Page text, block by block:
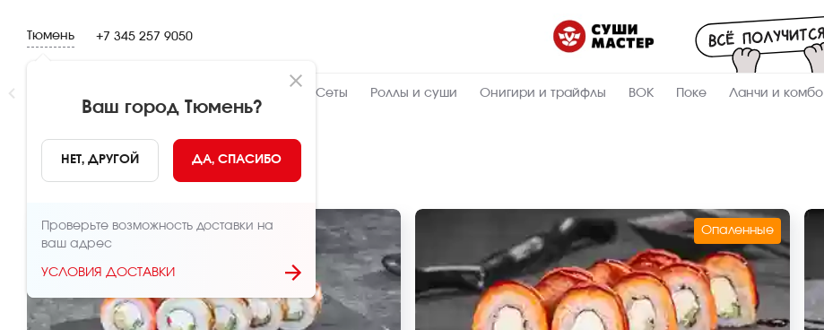
Тюмень
Ваш город Тюмень?
НЕТ, ДРУГОЙ ДА, СПАСИБО
Проверьте возможность доставки на
ваш адрес
УСЛОВИЯ ДОСТАВКИ
+7 345 257 9050
Сеты Роллы и суши Онигири и трайфлы ВОК Поке Ланчи и комбо
👨‍🍳 От шефа
Опаленные